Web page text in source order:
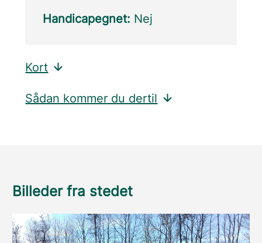
Handicapegnet: Nej
Kort
Sådan kommer du dertil
Billeder fra stedet